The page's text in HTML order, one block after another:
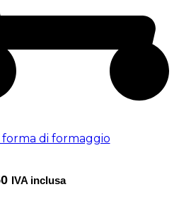
di formaggio
IVA inclusa